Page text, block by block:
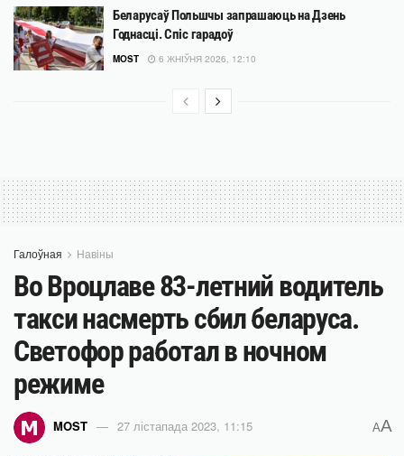
Беларусаў Польшчы запрашаюць на Дзень
Годнасці. Спіс гарадоў
MOST 6 ЖНІЎНЯ 2026, 12:10
Галоўная Навіны
Во Вроцлаве 83-летний водитель
такси насмерть сбил беларуса.
Светофор работал в ночном
режиме
MOST 27 лістапада 2023, 11:15 AA